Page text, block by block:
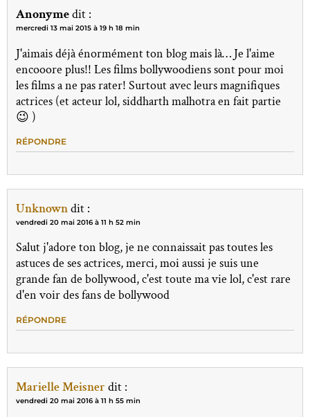
Anonymedit :
mercredi 13 mai 2015 à 19 h 18 min
J'aimais déjà énormément ton blog mais là… Je l'aime
encooore plus!! Les films bollywoodiens sont pour moi
les films a ne pas rater! Surtout avec leurs magnifiques
actrices (et acteur lol, siddharth malhotra en fait partie
😉 )
RÉPONDRE
Unknowndit :
vendredi 20 mai 2016 à 11 h 52 min
Salut j'adore ton blog, je ne connaissait pas toutes les
astuces de ses actrices, merci, moi aussi je suis une
grande fan de bollywood, c'est toute ma vie lol, c'est rare
d'en voir des fans de bollywood
RÉPONDRE
Marielle Meisner dit :
vendredi 20 mai 2016 à 11 h 55 min